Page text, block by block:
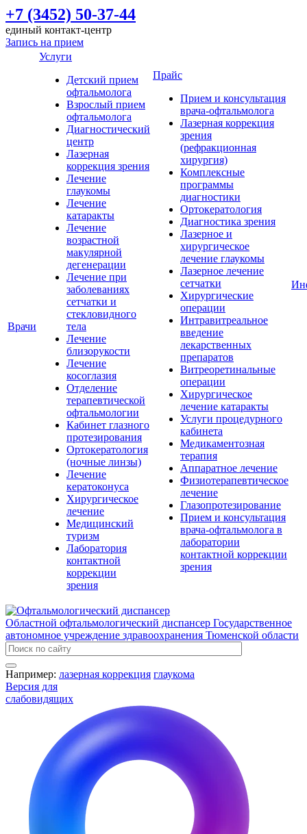
+7 (3452) 50-37-44
единый контакт-центр
Запись на прием
Врачи
Услуги
Детский прием
офтальмолога
Взрослый прием
офтальмолога
Диагностический
центр
Лазерная
коррекция зрения
Лечение
глаукомы
Лечение
катаракты
Лечение
возрастной
макулярной
дегенерации
Лечение при
заболеваниях
сетчатки и
стекловидного
тела
Лечение
близорукости
Лечение
косоглазия
Отделение
терапевтической
офтальмологии
Кабинет глазного
протезирования
Ортокератология
(ночные линзы)
Лечение
кератоконуса
Хирургическое
лечение
Медицинский
туризм
Лаборатория
контактной
коррекции
зрения
Прайс
Прием и консультация
врача-офтальмолога
Лазерная коррекция
зрения
(рефракционная
хирургия)
Комплексные
программы
диагностики
Ортокератология
Диагностика зрения
Лазерное и
хирургическое
лечение глаукомы
Лазерное лечение
сетчатки
Хирургические
операции
Интравитреальное
введение
лекарственных
препаратов
Витреоретинальные
операции
Хирургическое
лечение катаракты
Услуги процедурного
кабинета
Медикаментозная
терапия
Аппаратное лечение
Физиотерапевтическое
лечение
Глазопротезирование
Прием и консультация
врача-офтальмолога в
лаборатории
контактной коррекции
зрения
Областной офтальмологический диспансер Государственное
автономное учреждение здравоохранения Тюменской области
Например: лазерная коррекция глаукома
Версия для
слабовидящих